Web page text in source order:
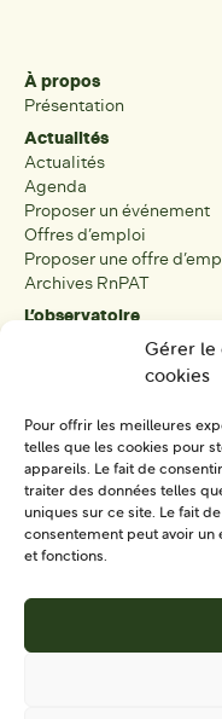
Gérer le
cookies
Pour offrir les meilleures
telles que les cookies pour
appareils. Le fait de
traiter des données telles
uniques sur ce site. Le fait
consentement peut avoir un
et fonctions.
À propos
Présentation
Actualités
Actualités
Agenda
Proposer un événement
Offres d’emploi
Proposer une offre
Archives RnPAT
L’observatoire
Présentation de
La boîte à outils
Présentation
Tous les outils
Proposer un outil